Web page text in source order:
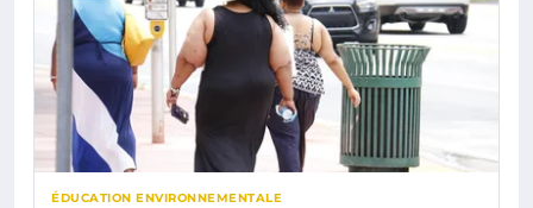
ÉDUCATION ENVIRONNEMENTALE